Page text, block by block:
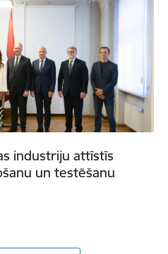
industriju attīstīs
un testēšanu